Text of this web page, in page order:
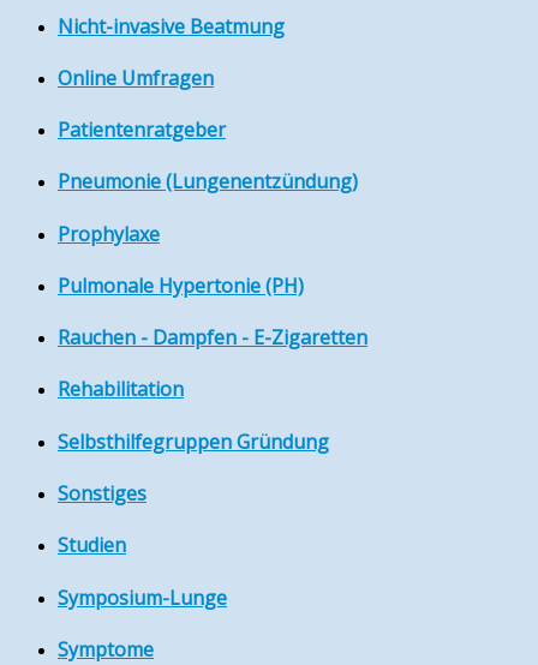
Nicht-invasive Beatmung
Online Umfragen
Patientenratgeber
Pneumonie (Lungenentzündung)
Prophylaxe
Pulmonale Hypertonie (PH)
Rauchen - Dampfen - E-Zigaretten
Rehabilitation
Selbsthilfegruppen Gründung
Sonstiges
Studien
Symposium-Lunge
Symptome